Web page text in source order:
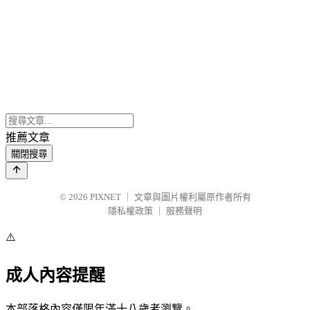
推薦文章
關閉搜尋
© 2026 PIXNET
文章與圖片權利屬原作者所有
隱私權政策
服務聲明
⚠️
成人內容提醒